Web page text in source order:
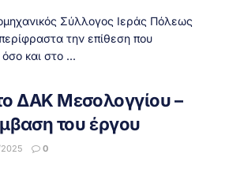
Σύλλογος Ιεράς Πόλεως
την επίθεση που
και στο ...
ΔΑΚ Μεσολογγίου –
του έργου
0